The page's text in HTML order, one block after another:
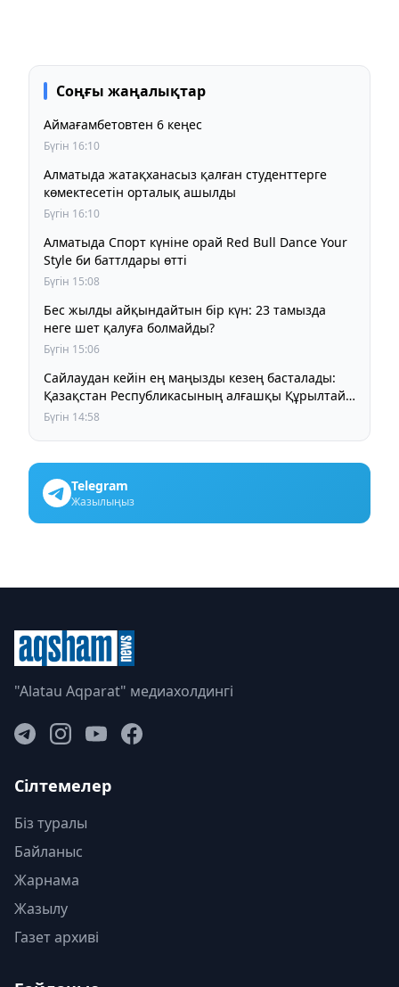
Соңғы жаңалықтар
Аймағамбетовтен 6 кеңес
Бүгін 16:10
Алматыда жатақханасыз қалған студенттерге
көмектесетін орталық ашылды
Бүгін 16:10
Алматыда Спорт күніне орай Red Bull Dance Your
Style би баттлдары өтті
Бүгін 15:08
Бес жылды айқындайтын бір күн: 23 тамызда
неге шет қалуға болмайды?
Бүгін 15:06
Сайлаудан кейін ең маңызды кезең басталады:
Қазақстан Республикасының алғашқы Құрылтайы
қалай жұмыс істейді?
Бүгін 14:58
Telegram
Жазылыңыз
"Alatau Aqparat" медиахолдингі
Сілтемелер
Біз туралы
Байланыс
Жарнама
Жазылу
Газет архиві